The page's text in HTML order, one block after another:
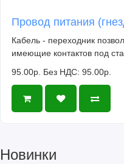
Провод питания
Кабель - переходник
имеющие контактов под
95.00р. Без НДС: 95.00р.
Новинки